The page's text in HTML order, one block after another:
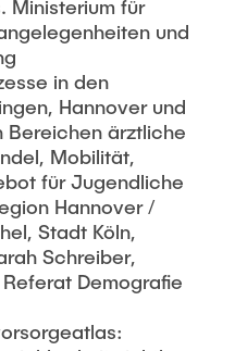
Ministerium für
und
in den
Hannover und
Bereichen ärztliche
Mobilität,
für Jugendliche
Hannover /
Stadt Köln,
Schreiber,
Demografie